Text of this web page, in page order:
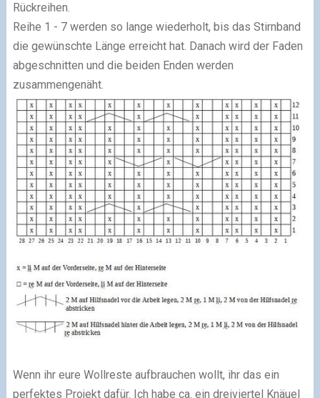
Rückreihen.
Reihe 1 - 7 werden so lange wiederholt, bis das Stirnband
die gewünschte Länge erreicht hat. Danach wird der Faden
abgeschnitten und die beiden Enden werden
zusammengenäht.
Wenn ihr eure Wollreste aufbrauchen wollt, ihr das ein
perfektes Projekt dafür. Ich habe ca. ein dreiviertel Knäuel